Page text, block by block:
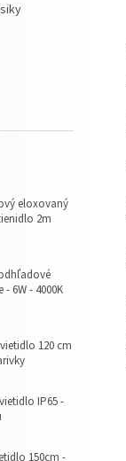
eloxovaný
2m
6W - 4000K
120 cm
IP65 -
150cm -